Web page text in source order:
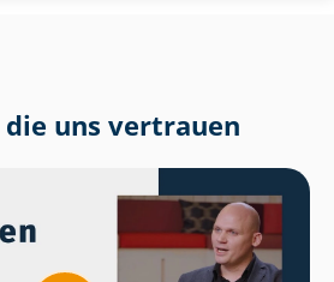
die uns vertrauen